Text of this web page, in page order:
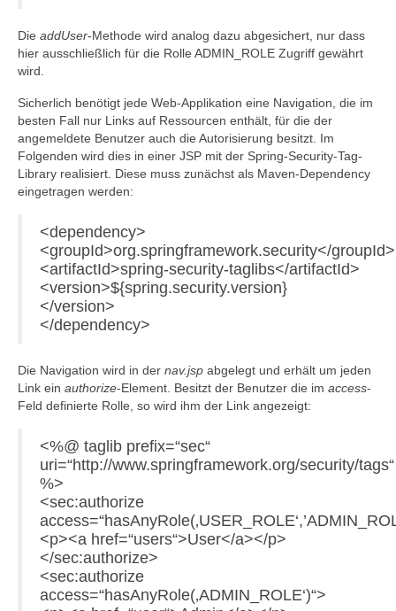
Die addUser-Methode wird analog dazu abgesichert, nur dass
hier ausschließlich für die Rolle ADMIN_ROLE Zugriff gewährt
wird.
Sicherlich benötigt jede Web-Applikation eine Navigation, die im
besten Fall nur Links auf Ressourcen enthält, für die der
angemeldete Benutzer auch die Autorisierung besitzt. Im
Folgenden wird dies in einer JSP mit der Spring-Security-Tag-
Library realisiert. Diese muss zunächst als Maven-Dependency
eingetragen werden:
<dependency>
<groupId>org.springframework.security</groupId>
<artifactId>spring-security-taglibs</artifactId>
<version>${spring.security.version}
</version>
</dependency>
Die Navigation wird in der nav.jsp abgelegt und erhält um jeden
Link ein authorize-Element. Besitzt der Benutzer die im access-
Feld definierte Rolle, so wird ihm der Link angezeigt:
<%@ taglib prefix=“sec“
uri=“http://www.springframework.org/security/tags“
%>
<sec:authorize
<p><a href=“users“>User</a></p>
</sec:authorize>
<sec:authorize
access=“hasAnyRole(‚ADMIN_ROLE‘)“>